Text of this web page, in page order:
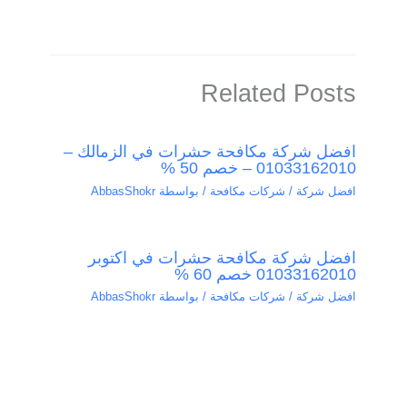
Related Posts
افضل شركة مكافحة حشرات في الزمالك –
01033162010 – خصم 50 %
افضل شركة / شركات مكافحة / بواسطة AbbasShokr
افضل شركة مكافحة حشرات في اكتوبر
01033162010 خصم 60 %
افضل شركة / شركات مكافحة / بواسطة AbbasShokr